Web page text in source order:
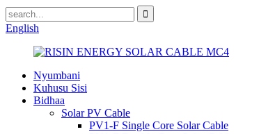
English
Nyumbani
Kuhusu Sisi
Bidhaa
Solar PV Cable
PV1-F Single Core Solar Cable